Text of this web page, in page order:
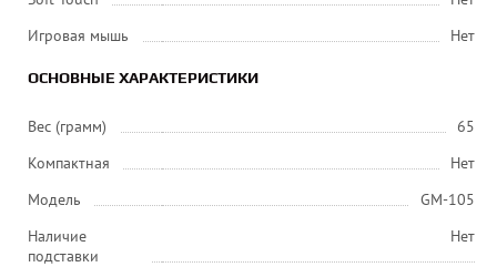
Игровая мышь
Нет
ОСНОВНЫЕ ХАРАКТЕРИСТИКИ
Вес (грамм)
65
Компактная
Нет
Модель
GM-105
Наличие
подставки
Нет